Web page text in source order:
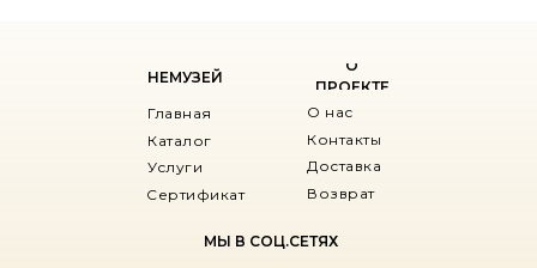
Главная
Услуги Доставка
О нас
Контакты
Каталог
Возврат
НЕМУЗЕЙ
О
ПРОЕКТЕ
Сертификат
МЫ В СОЦ.СЕТЯХ